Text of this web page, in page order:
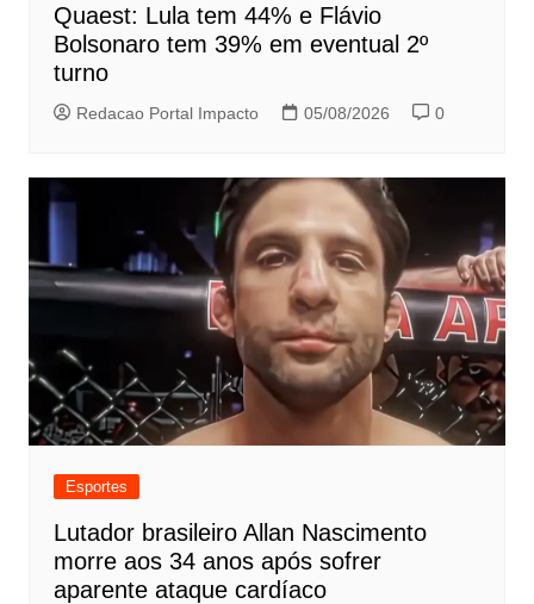
Quaest: Lula tem 44% e Flávio
Bolsonaro tem 39% em eventual 2º
turno
Redacao Portal Impacto 05/08/2026 0
Esportes
Lutador brasileiro Allan Nascimento
morre aos 34 anos após sofrer
aparente ataque cardíaco